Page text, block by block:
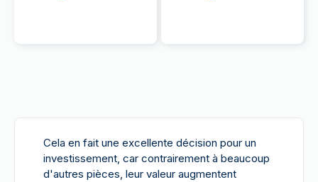
Cela en fait une excellente décision pour un
investissement, car contrairement à beaucoup
d'autres pièces, leur valeur augmentent